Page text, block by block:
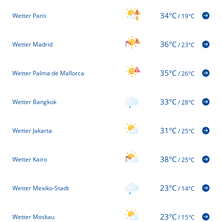
Wetter Paris 34°C/19°C
Wetter Madrid 36°C/23°C
Wetter Palma de Mallorca 35°C/26°C
Wetter Bangkok 33°C/28°C
Wetter Jakarta 31°C/25°C
Wetter Kairo 38°C/25°C
Wetter Mexiko-Stadt 23°C/14°C
Wetter Moskau 23°C/15°C